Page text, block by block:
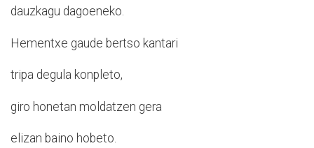
dauzkagu dagoeneko.
Hementxe gaude bertso kantari
tripa degula konpleto,
giro honetan moldatzen gera
elizan baino hobeto.